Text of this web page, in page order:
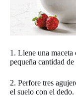
1. Llene una maceta
pequeña cantidad
2. Perfore tres
el suelo con el dedo.